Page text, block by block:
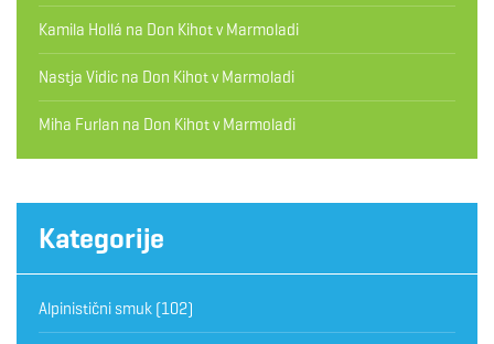
Kamila Hollá na Don Kihot v Marmoladi
Nastja Vidic na Don Kihot v Marmoladi
Miha Furlan na Don Kihot v Marmoladi
Kategorije
Alpinistični smuk (102)